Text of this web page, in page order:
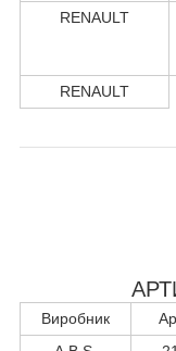
RENAULT
RENAULT
Виробник